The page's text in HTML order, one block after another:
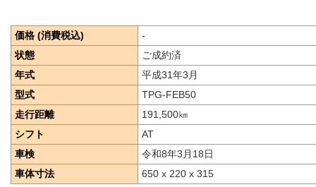
価格 (消費税込)
-
状態
ご成約済
年式
平成31年3月
型式
TPG-FEB50
走行距離
191,500㎞
シフト
AT
車検
令和8年3月18日
車体寸法
650 x 220 x 315